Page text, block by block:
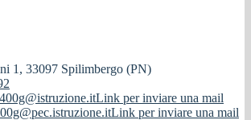
1, 33097 Spilimbergo (PN)
Link per inviare una mail
Link per inviare una mail